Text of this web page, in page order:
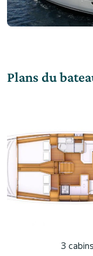
Plans du
3